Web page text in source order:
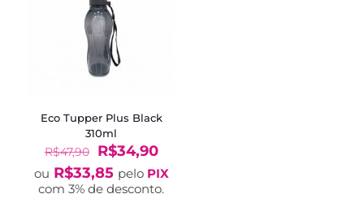
Eco Tupper Plus Black
310ml
R$47,90
O
preço
original
era:
R$34,90O
preço
atual
é:
ou R$33,85 pelo PIX
com 3% de desconto.